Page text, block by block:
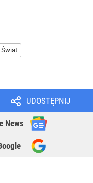
Świat
UDOSTĘPNIJ
News